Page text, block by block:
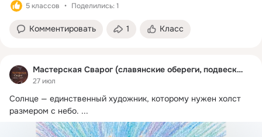
5 классов Поделились: 1
Комментировать 1 Класс
Мастерская Сварог (славянские обереги, подвески)
27 июл
Солнце — единственный художник, которому нужен холст
размером с небо. ...